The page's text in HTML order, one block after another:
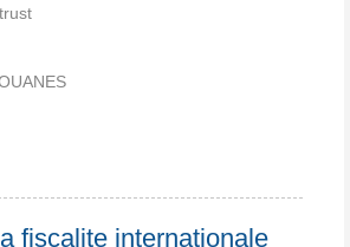
fiscalite internationale